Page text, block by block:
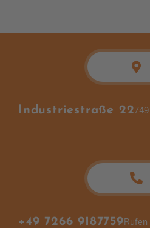
Industriestraße 22
+49 7266 9187759Rufen